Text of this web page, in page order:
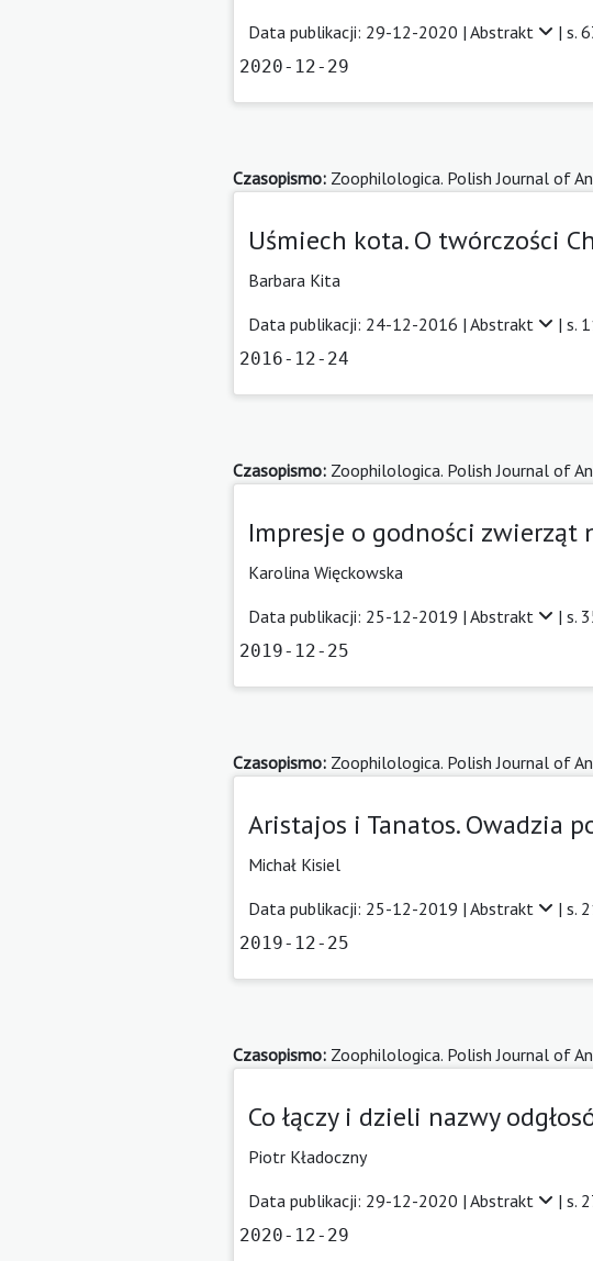
Data publikacji: 29-12-2020 | Abstrakt | s.
2020-12-29
Czasopismo: Zoophilologica. Polish Journal of
Uśmiech kota. O twórczości
Barbara Kita
Data publikacji: 24-12-2016 | Abstrakt | s.
2016-12-24
Czasopismo: Zoophilologica. Polish Journal of
Impresje o godności zwierząt
Karolina Więckowska
Data publikacji: 25-12-2019 | Abstrakt | s.
2019-12-25
Czasopismo: Zoophilologica. Polish Journal of
Aristajos i Tanatos. Owadzia
Michał Kisiel
Data publikacji: 25-12-2019 | Abstrakt | s.
2019-12-25
Czasopismo: Zoophilologica. Polish Journal of
Co łączy i dzieli nazwy
Piotr Kładoczny
Data publikacji: 29-12-2020 | Abstrakt | s.
2020-12-29